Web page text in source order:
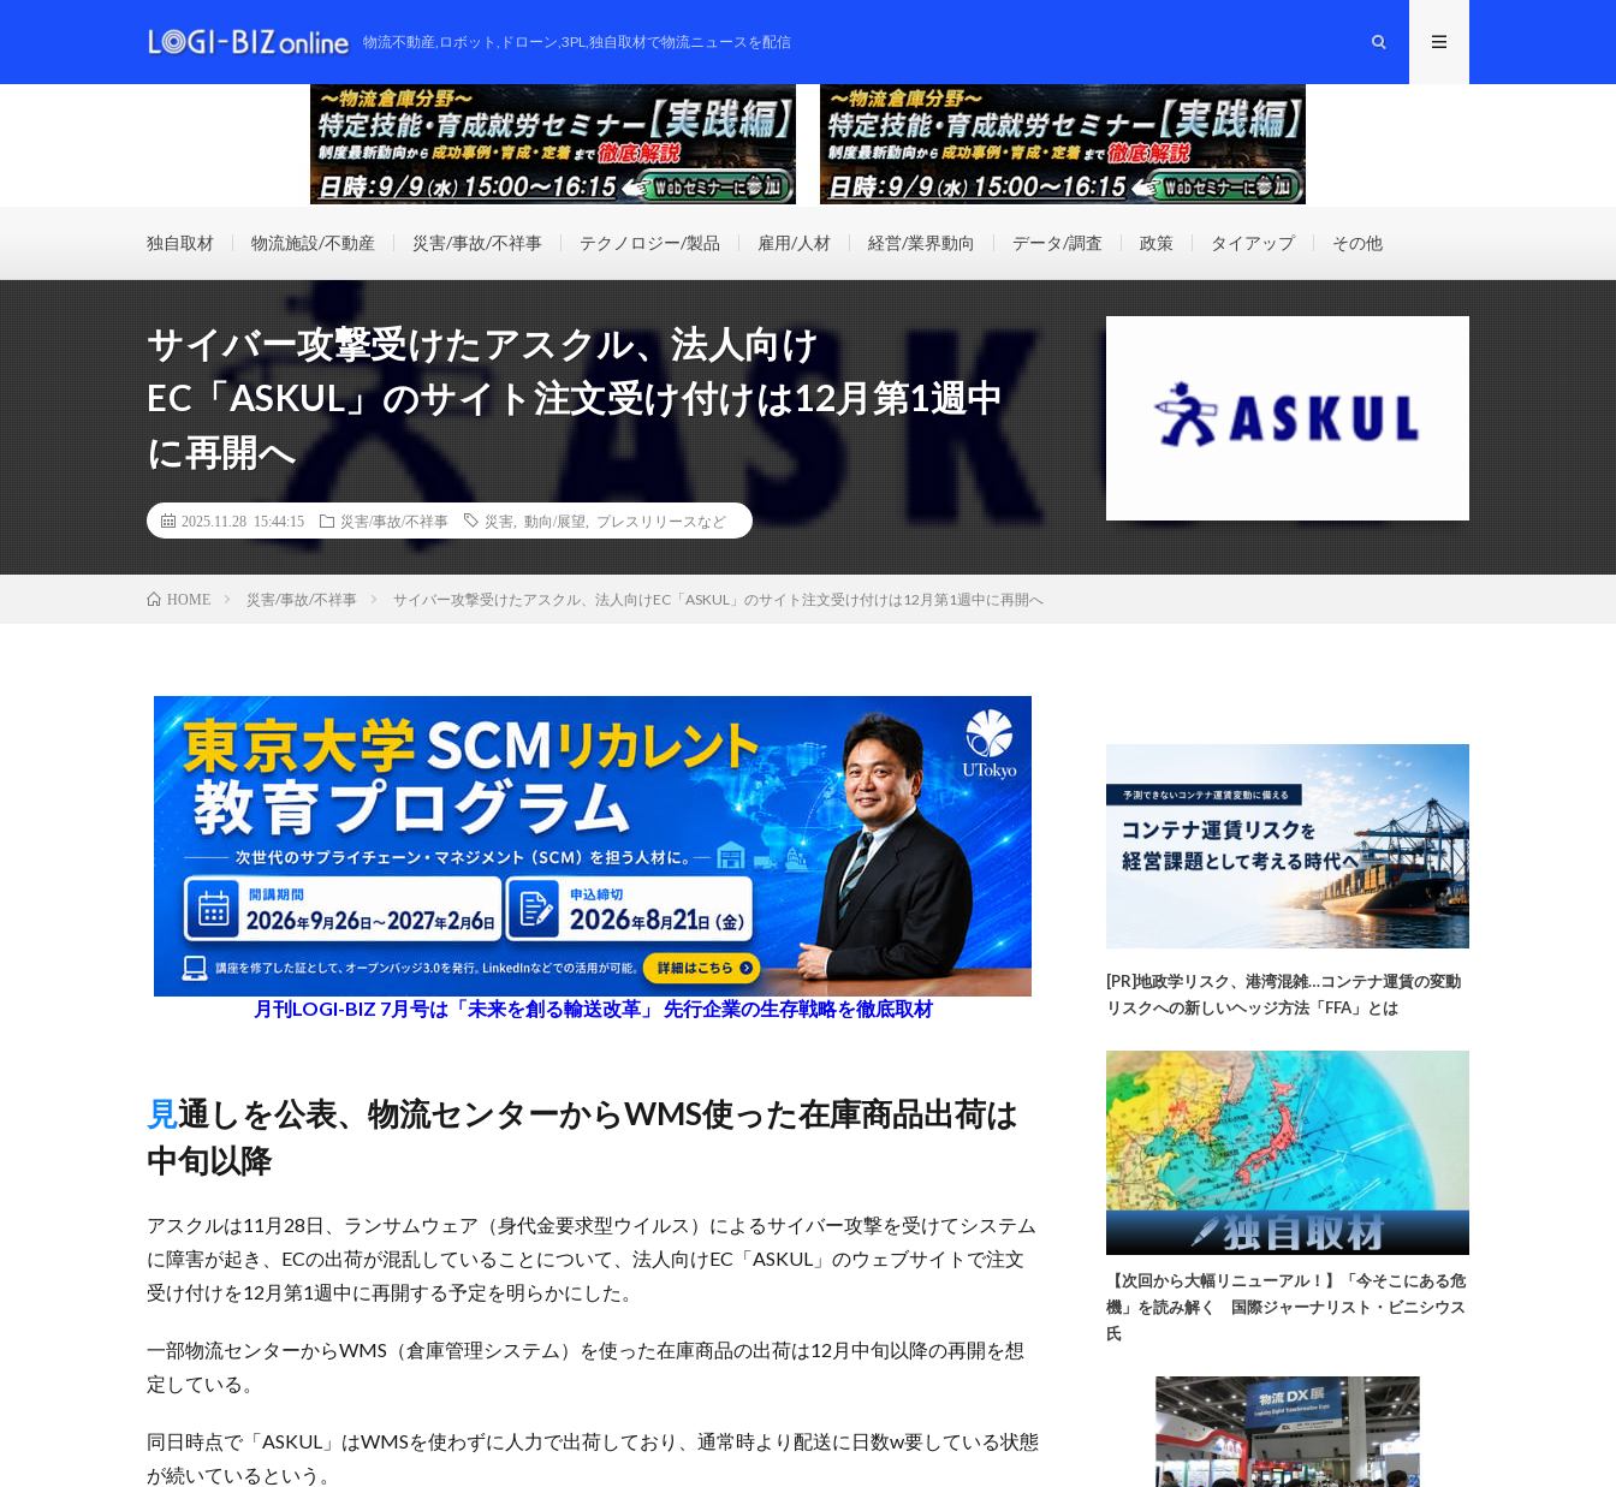
物流不動産,ロボット,ドローン,3PL,独自取材で物流ニュースを配信
独自取材 物流施設/不動産 災害/事故/不祥事 テクノロジー/製品 雇用/人材 経営/業界動向 データ/調査 政策 タイアップ その他
サイバー攻撃受けたアスクル、法人向け
EC「ASKUL」のサイト注文受け付けは12月第1週中
に再開へ
2025.11.28 15:44:15 災害/事故/不祥事 災害 動向/展望 プレスリリースなど
HOME 災害/事故/不祥事 サイバー攻撃受けたアスクル、法人向けEC「ASKUL」のサイト注文受け付けは12月第1週中に再開へ
月刊LOGI-BIZ 7月号は「未来を創る輸送改革」 先行企業の生存戦略を徹底取材
見通しを公表、物流センターからWMS使った在庫商品出荷は
中旬以降
アスクルは11月28日、ランサムウェア（身代金要求型ウイルス）によるサイバー攻撃を受けてシステム
に障害が起き、ECの出荷が混乱していることについて、法人向けEC「ASKUL」のウェブサイトで注文
受け付けを12月第1週中に再開する予定を明らかにした。
一部物流センターからWMS（倉庫管理システム）を使った在庫商品の出荷は12月中旬以降の再開を想
定している。
同日時点で「ASKUL」はWMSを使わずに人力で出荷しており、通常時より配送に日数w要している状態
が続いているという。
[PR]地政学リスク、港湾混雑…コンテナ運賃の変動
リスクへの新しいヘッジ方法「FFA」とは
【次回から大幅リニューアル！】「今そこにある危
機」を読み解く 国際ジャーナリスト・ビニシウス
氏